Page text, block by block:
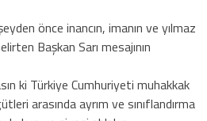
önce inancın, imanın ve yılmaz
Başkan Sarı mesajının
ki Türkiye Cumhuriyeti muhakkak
arasında ayrım ve sınıflandırma